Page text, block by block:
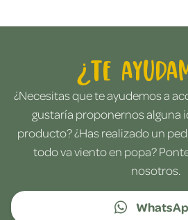
¿Te
¿Necesitas que te ayudemos a
gustaría proponernos alguna
producto? ¿Has realizado un
todo va viento en popa?
nosotros.